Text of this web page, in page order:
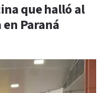
que halló al
Paraná